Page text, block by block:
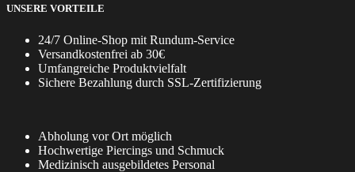
UNSERE VORTEILE
24/7 Online-Shop mit Rundum-Service
Versandkostenfrei ab 30€
Umfangreiche Produktvielfalt
Sichere Bezahlung durch SSL-Zertifizierung
Abholung vor Ort möglich
Hochwertige Piercings und Schmuck
Medizinisch ausgebildetes Personal